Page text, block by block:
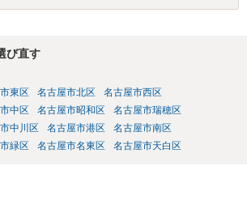
び直す
東区 名古屋市北区
名古屋市西区
中区 名古屋市昭和区
名古屋市瑞穂区
中川区 名古屋市港区
名古屋市南区
緑区 名古屋市名東区 名古屋市天白区